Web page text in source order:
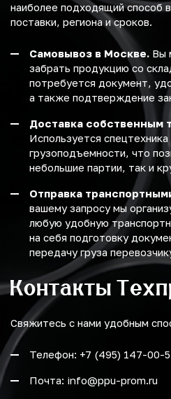
наиболее подходящий способ
поставки, региона и сроков.
Самовывоз в Москве. Вы
забрать продукцию со
потребуется документ,
а также подтверждение
Доставка собственным
Используется спецтехника
грузоподъемности, что
небольшие партии, так и
Отправка
вашему запросу мы
любую удобную
на себя подготовку
передачу груза
Контакты
Свяжитесь с нами удобным
Телефон: +7 (495) 147-00-
Почта: info@ppu-prom.ru